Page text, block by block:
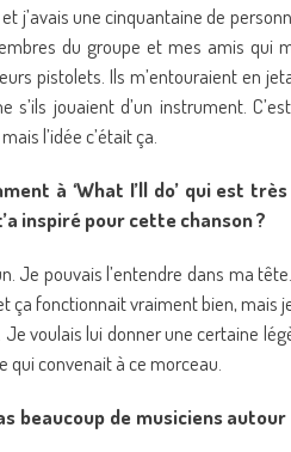
j’avais une cinquantaine de
du groupe et mes amis qui
pistolets. Ils m’entouraient en
s’ils jouaient d’un instrument.
l’idée c’était ça.
à ‘What I’ll do’ qui est
inspiré pour cette chanson ?
Je pouvais l’entendre dans ma
fonctionnait vraiment bien, mais
Je voulais lui donner une certaine
convenait à ce morceau.
beaucoup de musiciens